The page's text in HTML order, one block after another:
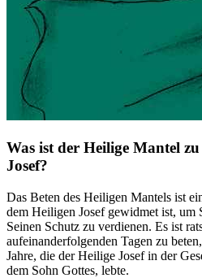
Was ist der Heilige Mantel
Josef?
Das Beten des Heiligen Mantels ist
dem Heiligen Josef gewidmet ist, um
Seinen Schutz zu verdienen. Es ist
aufeinanderfolgenden Tagen zu
Jahre, die der Heilige Josef in der
dem Sohn Gottes, lebte.